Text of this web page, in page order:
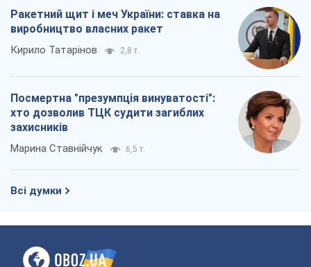
Ракетний щит і меч України: ставка на
виробництво власних ракет
Кирило Татарінов 2,8 т.
Посмертна "презумпція винуватості":
хто дозволив ТЦК судити загиблих
захисників
Марина Ставнійчук 6,5 т.
Всі думки